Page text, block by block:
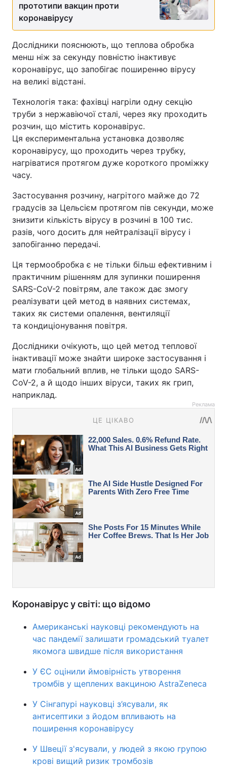
прототипи вакцин проти
коронавірусу
Дослідники пояснюють, що теплова обробка
менш ніж за секунду повністю інактивує
коронавірус, що запобігає поширенню вірусу
на великі відстані.
Технологія така: фахівці нагріли одну секцію
труби з нержавіючої сталі, через яку проходить
розчин, що містить коронавірус.
Ця експериментальна установка дозволяє
коронавірусу, що проходить через трубку,
нагріватися протягом дуже короткого проміжку
часу.
Застосування розчину, нагрітого майже до 72
градусів за Цельсієм протягом пів секунди, може
знизити кількість вірусу в розчині в 100 тис.
разів, чого досить для нейтралізації вірусу і
запобіганню передачі.
Ця термообробка є не тільки більш ефективним і
практичним рішенням для зупинки поширення
SARS-CoV-2 повітрям, але також дає змогу
реалізувати цей метод в наявних системах,
таких як системи опалення, вентиляції
та кондиціонування повітря.
Дослідники очікують, що цей метод теплової
інактивації може знайти широке застосування і
мати глобальний вплив, не тільки щодо SARS-
CoV-2, а й щодо інших віруси, таких як грип,
наприклад.
Реклама
Коронавірус у світі: що відомо
Американські науковці рекомендують на
час пандемії залишати громадський туалет
якомога швидше після використання
У ЄС оцінили ймовірність утворення
тромбів у щеплених вакциною AstraZeneca
У Сінгапурі науковці з’ясували, як
антисептики з йодом впливають на
поширення коронавірусу
У Швеції з'ясували, у людей з якою групою
крові вищий ризик тромбозів